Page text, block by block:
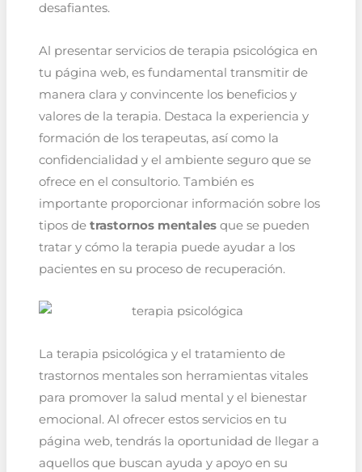
desafiantes.
Al presentar servicios de terapia psicológica en
tu página web, es fundamental transmitir de
manera clara y convincente los beneficios y
valores de la terapia. Destaca la experiencia y
formación de los terapeutas, así como la
confidencialidad y el ambiente seguro que se
ofrece en el consultorio. También es
importante proporcionar información sobre los
tipos de trastornos mentalesque se pueden
tratar y cómo la terapia puede ayudar a los
pacientes en su proceso de recuperación.
La terapia psicológica y el tratamiento de
trastornos mentales son herramientas vitales
para promover la salud mental y el bienestar
emocional. Al ofrecer estos servicios en tu
página web, tendrás la oportunidad de llegar a
aquellos que buscan ayuda y apoyo en su